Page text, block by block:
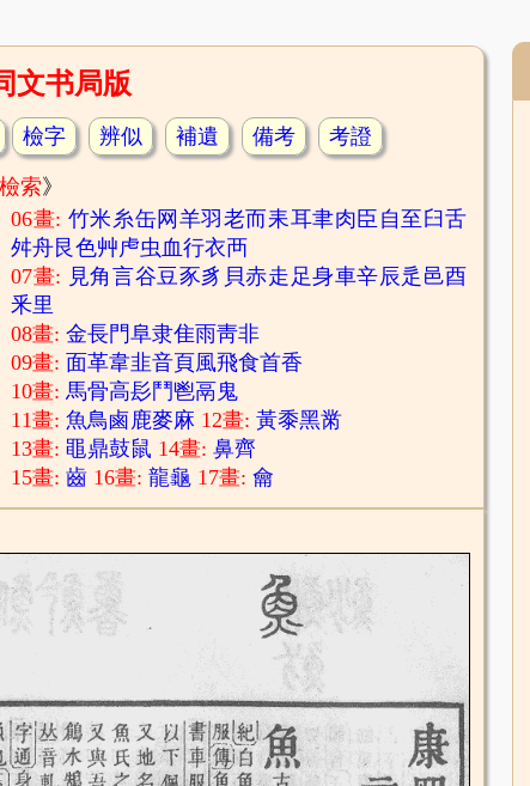
文书局版
檢字 辨似 補遺 備考 考證
索》
06畫: 竹米 糸缶网 羊羽老而耒耳聿肉臣 自 至 臼舌
舛舟艮色艸虍虫血行衣襾
07畫: 見角言谷豆豕豸 貝赤走 足身車辛辰辵 邑酉
釆里
08畫:金長門阜隶隹雨靑非
09畫: 面革韋韭音頁風飛食首香
10畫:馬骨高髟 鬥鬯鬲 鬼
11畫:魚鳥鹵鹿麥麻 12畫:黃黍黑黹
13畫:黽鼎鼓鼠 14畫:鼻齊
15畫:齒 16畫:龍龜 17畫:龠